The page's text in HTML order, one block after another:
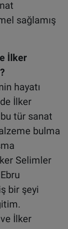
sağlamış
İlker
hayatı
İlker
tür sanat
bulma
Selimler
bir şeyi
İlker